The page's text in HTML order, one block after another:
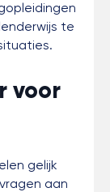
te
voor
gelijk
aan